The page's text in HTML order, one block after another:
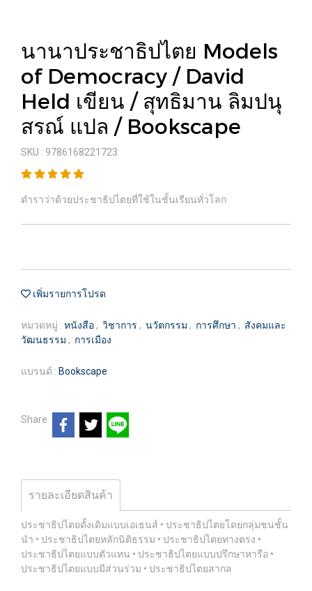
นานาประชาธิปไตย Models
of Democracy / David
Held เขียน / สุทธิมาน ลิมปนุ
สรณ์ แปล / Bookscape
SKU : 9786168221723
ตำราว่าด้วยประชาธิปไตยที่ใช้ในชั้นเรียนทั่วโลก
เพิ่มรายการโปรด
หมวดหมู่ : หนังสือ , วิชาการ , นวัตกรรม , การศึกษา , สังคมและ
วัฒนธรรม , การเมือง
แบรนด์ : Bookscape
Share
รายละเอียดสินค้า
ประชาธิปไตยดั้งเดิมแบบเอเธนส์ • ประชาธิปไตยโดยกลุ่มชนชั้น
นำ • ประชาธิปไตยหลักนิติธรรม • ประชาธิปไตยทางตรง •
ประชาธิปไตยแบบตัวแทน • ประชาธิปไตยแบบปรึกษาหารือ •
ประชาธิปไตยแบบมีส่วนร่วม • ประชาธิปไตยสากล